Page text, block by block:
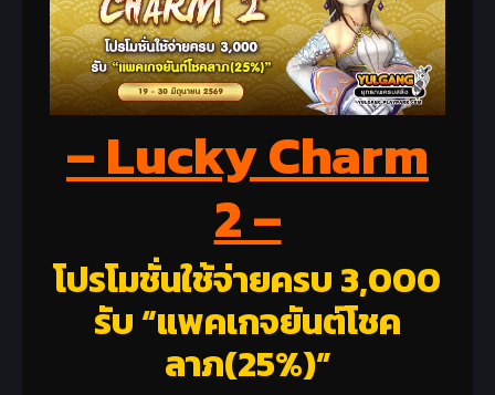
– Lucky Charm
2 –
โปรโมชั่นใช้จ่ายครบ 3,000
รับ “แพคเกจยันต์โชค
ลาภ(25%)”